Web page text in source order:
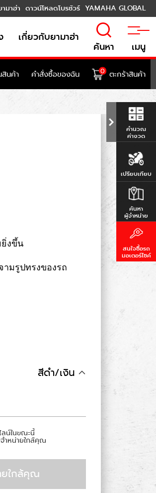
มาฮ่า ดาวน์โหลดโบรชัวร์ YAMAHA GLOBAL
เกี่ยวกับยามาฮ่า
ค้นหา เมนู
นค้า คำสั่งซื้อของฉัน 0 ตะกร้าสินค้า
งขึ้น
มรูปทรงของรถ
สีดำ/เงิน
ลน์ในขณะนี้
ำหน่ายใกล้คุณ
ยใกล้คุณ
คำนวณ
ค่างวด
เปรียบเทียบ
ค้นหา
ผู้จำหน่าย
สนใจซื้อรถ
มอเตอร์ไซค์